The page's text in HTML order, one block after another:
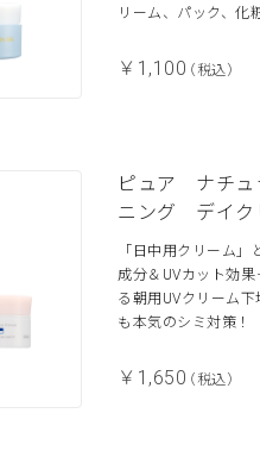
リーム、パック、化
￥1,100（税込）
ピュア ナチ
ニング デイク
「日中用クリーム
成分＆UVカット効
る朝用UVクリーム
も本気のシミ対策！
￥1,650（税込）